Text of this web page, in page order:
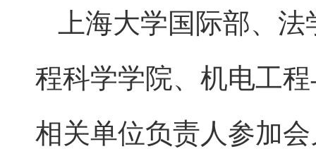
上海大学国际部、
程科学学院、机电工
相关单位负责人参加